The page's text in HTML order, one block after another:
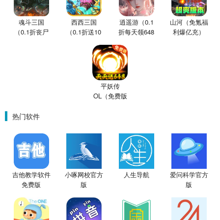
魂斗三国
（0.1折丧尸
西西三国
（0.1折送10
逍遥游（0.1
折每天领648
山河（免氪福
利爆亿充）
平妖传
OL（免费版
热门软件
吉他教学软件
免费版
小啄网校官方
版
人生导航
爱问科学官方
版